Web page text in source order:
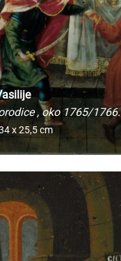
, oko 1765/1766.
x 25,5 cm